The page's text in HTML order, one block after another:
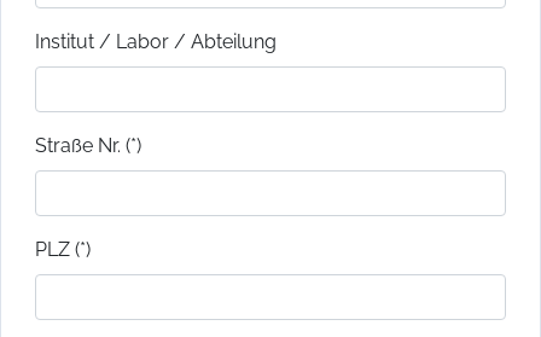
Institut / Labor / Abteilung
Straße Nr. (*)
PLZ (*)